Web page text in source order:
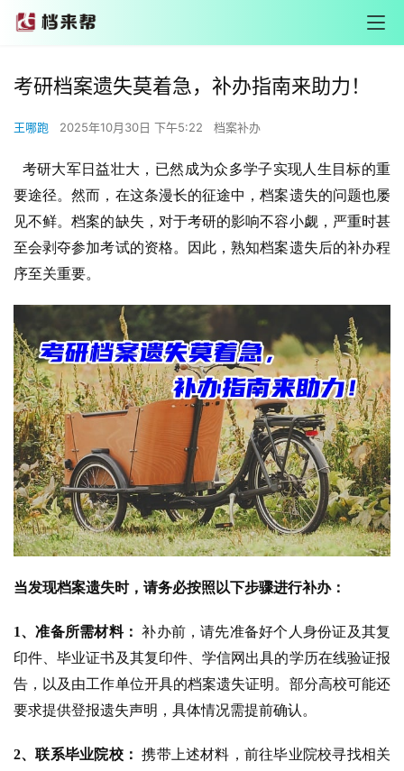
考研档案遗失莫着急，补办指南来助力！
王哪跑 2025年10月30日 下午5:22 档案补办
考研大军日益壮大，已然成为众多学子实现人生目标的重
要途径。然而，在这条漫长的征途中，档案遗失的问题也屡
见不鲜。档案的缺失，对于考研的影响不容小觑，严重时甚
至会剥夺参加考试的资格。因此，熟知档案遗失后的补办程
序至关重要。
当发现档案遗失时，请务必按照以下步骤进行补办：
1、准备所需材料： 补办前，请先准备好个人身份证及其复
印件、毕业证书及其复印件、学信网出具的学历在线验证报
告，以及由工作单位开具的档案遗失证明。部分高校可能还
要求提供登报遗失声明，具体情况需提前确认。
2、联系毕业院校： 携带上述材料，前往毕业院校寻找相关